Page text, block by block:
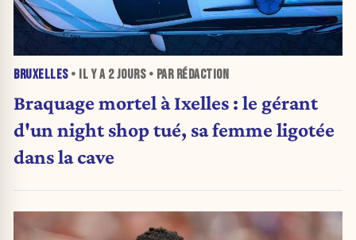
BRUXELLES• IL Y A 2 JOURS• PAR RÉDACTION
Braquage mortel à Ixelles : le gérant
d'un night shop tué, sa femme ligotée
dans la cave